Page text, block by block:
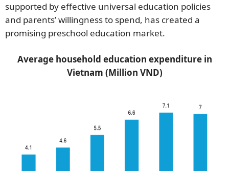
supported by effective universal education policies
and parents’ willingness to spend, has created a
promising preschool education market.
Average household education expenditure in
Vietnam (Million VND)